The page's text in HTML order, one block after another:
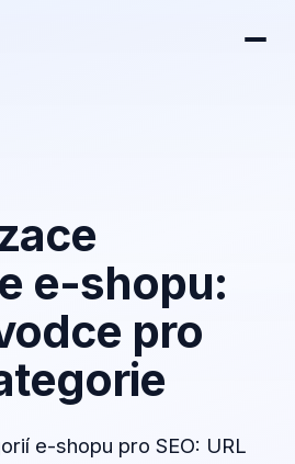
e-shopu:
pro
e-shopu pro SEO: URL